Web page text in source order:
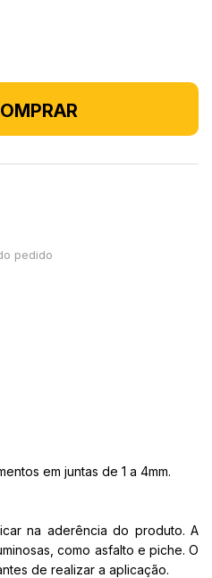
pedido
em juntas de 1 a 4mm.
na aderência do produto. A
como asfalto e piche. O
de realizar a aplicação.